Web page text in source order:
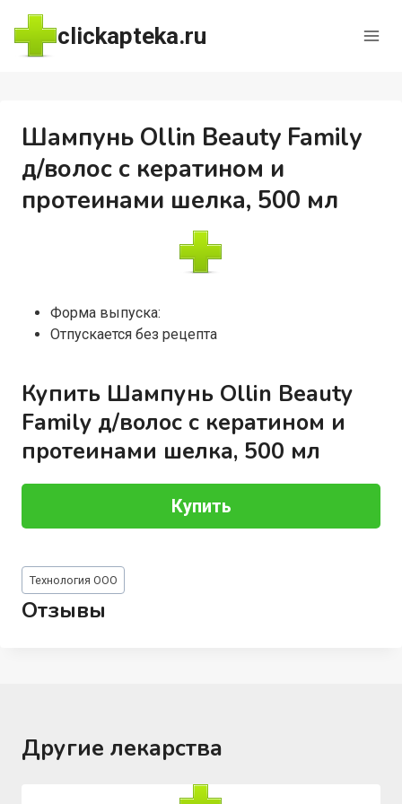
Перейти
содержимому
clickapteka.ru
Шампунь Ollin Beauty Family
д/волос с кератином и
протеинами шелка, 500 мл
Форма выпуска:
Отпускается без рецепта
Купить Шампунь Ollin Beauty
Family д/волос с кератином и
протеинами шелка, 500 мл
Купить
Метки
записи:
Технология ООО
Отзывы
Другие лекарства